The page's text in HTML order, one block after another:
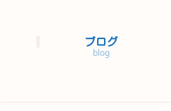
ブログ
blog